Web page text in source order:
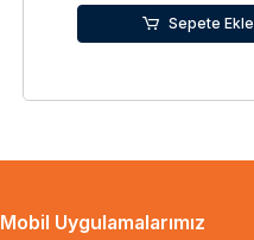
Sepete Ekle
Mobil Uygulamalarımız